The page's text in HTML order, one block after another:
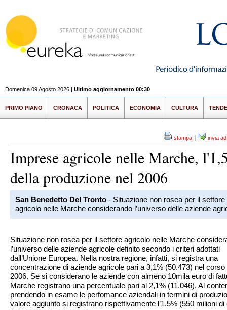
Domenica 09 Agosto 2026 | Ultimo aggiornamento 00:30
PRIMO PIANO CRONACA POLITICA ECONOMIA CULTURA
stampa invia
Imprese agricole nelle Marche,
della produzione nel 2006
San Benedetto Del Tronto - Situazione non rosea per il settore
agricolo nelle Marche considerando l’universo delle aziende
Situazione non rosea per il settore agricolo nelle Marche
l’universo delle aziende agricole definito secondo i criteri adottati
dall’Unione Europea. Nella nostra regione, infatti, si registra una
concentrazione di aziende agricole pari a 3,1% (50.473) nel corso
2006. Se si considerano le aziende con almeno 10mila euro di
Marche registrano una percentuale pari al 2,1% (11.046). Al
prendendo in esame le perfomance aziendali in termini di
valore aggiunto si registrano rispettivamente l’1,5% (550 milioni di